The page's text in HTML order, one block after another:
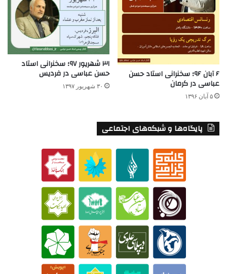
۶ آبان ۹۶؛ سخنرانی استاد حسن
عباسی در کرمان
۵ آبان ۱۳۹۶
۳۱ شهریور ۹۷؛ سخنرانی استاد
حسن عباسی در فردیس
۳۰ شهریور ۱۳۹۷
پایگاه‌ها و شبکه‌های اجتماعی